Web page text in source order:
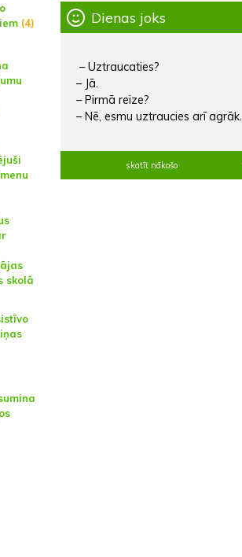
(4)
skolā
Dienas joks
– Uztraucaties?
– Jā.
– Pirmā reize?
– Nē, esmu uztraucies arī agrāk.
skatīt nākošo